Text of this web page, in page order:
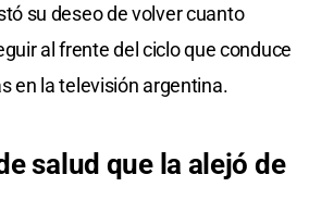
su deseo de volver cuanto
al frente del ciclo que conduce
en la televisión argentina.
salud que la alejó de